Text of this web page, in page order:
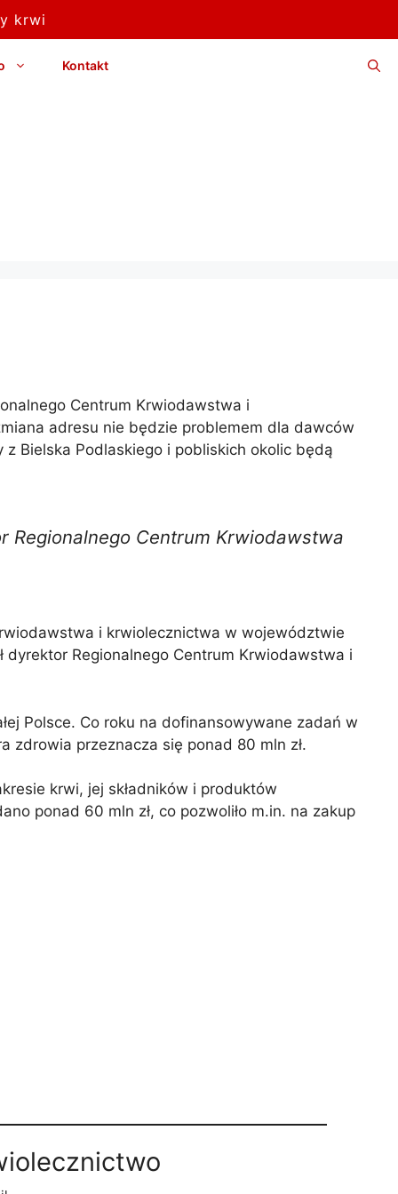
krwi
Kontakt
Centrum Krwiodawstwa i
adresu nie będzie problemem dla dawców
Bielska Podlaskiego i pobliskich okolic będą
Centrum Krwiodawstwa
i krwiolecznictwa w województwie
dyrektor Regionalnego Centrum Krwiodawstwa i
Polsce. Co roku na dofinansowywane zadań w
zdrowia przeznacza się ponad 80 mln zł.
krwi, jej składników i produktów
ponad 60 mln zł, co pozwoliło m.in. na zakup